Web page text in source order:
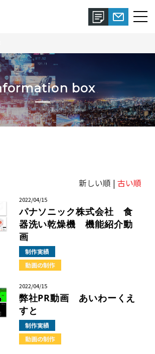
box
新しい順 |古い順
2022/04/15
パナソニック株式会社 食
器洗い乾燥機 機能紹介動
画
制作実績
動画の制作
2022/04/15
弊社PR動画 あいわーくえ
すと
制作実績
動画の制作